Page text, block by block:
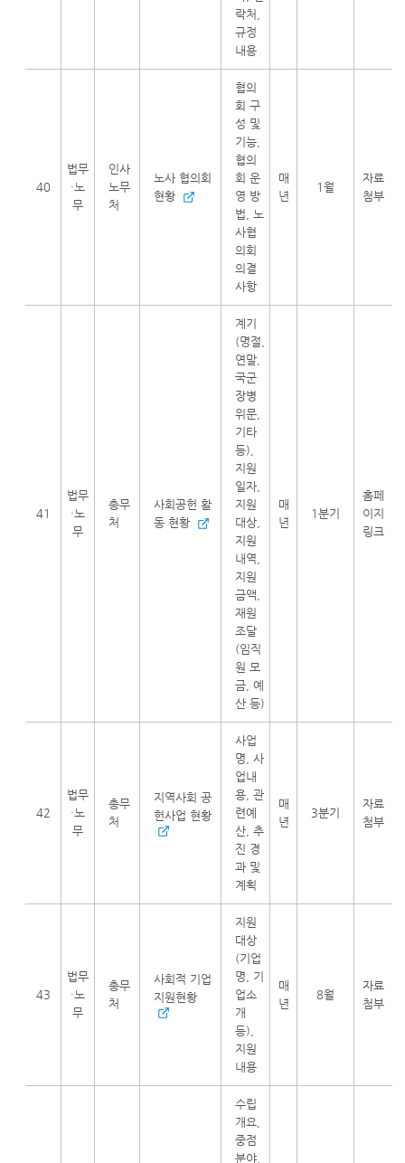
락처,
규정
내용
40
법무
·노
무
인사
노무
처
노사 협의회
현황
협의
회 구
성 및
기능,
협의
회 운
영 방
법, 노
사협
의회
의결
사항
매
년
1월
자료
첨부
41
법무
·노
무
총무
처
사회공헌 활
동 현황
계기
(명절,
연말,
국군
장병
위문,
기타
등),
지원
일자,
지원
대상,
지원
내역,
지원
금액,
재원
조달
(임직
원 모
금, 예
산 등)
매
년
1분기
홈페
이지
링크
42
법무
·노
무
총무
처
지역사회 공
헌사업 현황
사업
명, 사
업내
용, 관
련예
산, 추
진 경
과 및
계획
매
년
3분기
자료
첨부
43
법무
·노
무
총무
처
사회적 기업
지원현황
지원
대상
(기업
명, 기
업소
개
등),
지원
내용
매
년
8월
자료
첨부
수립
개요,
중점
분야,